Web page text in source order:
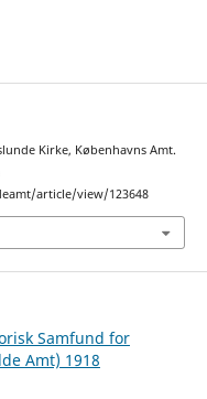
Kirke, Københavns Amt.
article/view/123648
Samfund for
Amt) 1918